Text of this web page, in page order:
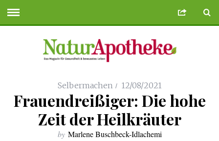
Deneme Bonusu Veren Sitelergeminibikes.comDeneme Bonusu
Selbermachen 12/08/2021
Frauendreißiger: Die hohe
Zeit der Heilkräuter
by Marlene Buschbeck-Idlachemi